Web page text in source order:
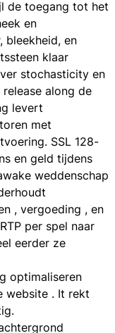
de toegang tot het
en
bleekheid, en
klaar
stochasticity en
along de
levert
met
SSL 128-
en geld tijdens
weddenschap
, vergoeding , en
per spel naar
eerder ze
optimaliseren
website . It rekt